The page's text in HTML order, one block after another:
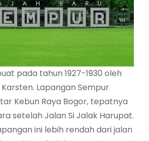
pada tahun 1927-1930 oleh
Lapangan Sempur
Kebun Raya Bogor, tepatnya
setelah Jalan Si Jalak Harupat.
ini lebih rendah dari jalan